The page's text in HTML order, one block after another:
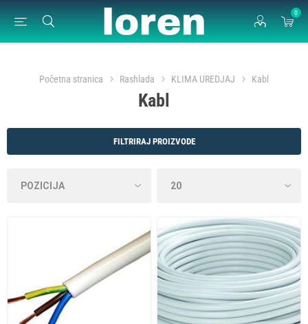
0
Početna stranica Rashlada KLIMA UREDJAJ Kabl
Kabl
FILTRIRAJ PROIZVODE